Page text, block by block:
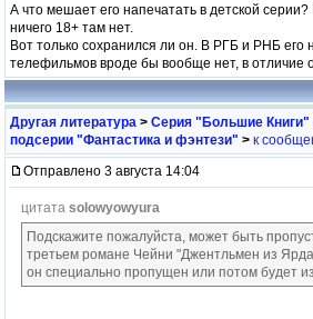
А что мешает его напечатать в детской
ничего 18+ там нет.
Вот только сохранился ли он. В РГБ и РНБ его
телефильмов вроде бы вообще нет, в отличие
Другая литература > Серия "Большие Книги"
подсерии "Фантастика и фэнтези" > к
Отправлено 3 августа 14:04
цитата solowyowyura
Подскажите пожалуйста, может быть
третьем романе Чейни "Джентльмен из
он специально пропущен или потом будет